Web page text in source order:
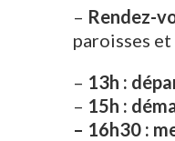
– Rendez-
paroisses
– 13h :
– 15h :
– 16h30 :